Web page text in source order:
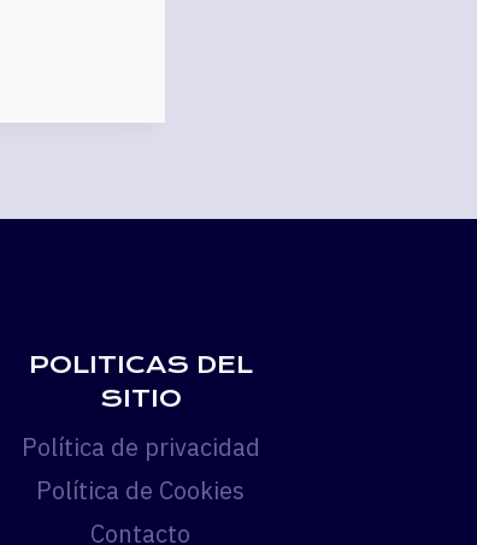
POLITICAS DEL
SITIO
Política de privacidad
Política de Cookies
Contacto